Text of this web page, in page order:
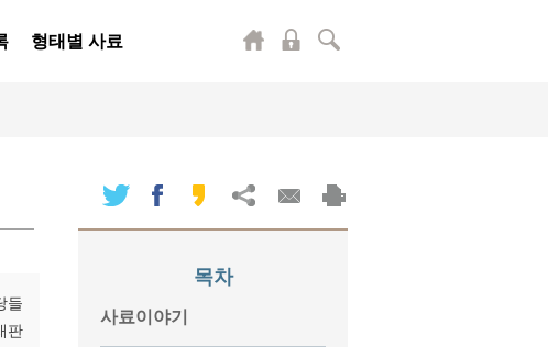
형태별 사료
들
판
목차
사료이야기